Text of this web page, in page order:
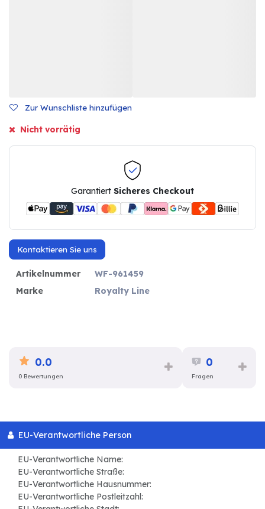
Zur Wunschliste hinzufügen
Nicht vorrätig
Garantiert Sicheres Checkout
Kontaktieren Sie uns
Artikelnummer
WF-961459
Marke
Royalty Line
0.0
0 Bewertungen
0
Fragen
EU-Verantwortliche Person
EU-Verantwortliche Name:
EU-Verantwortliche Straße:
EU-Verantwortliche Hausnummer:
EU-Verantwortliche Postleitzahl: